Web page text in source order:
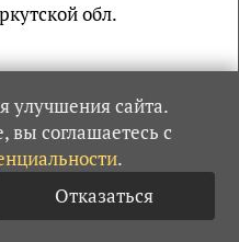
обл.
нет.
обл., г. Гайсин;
улучшения сайта.
вы соглашаетесь с
.
Отказаться